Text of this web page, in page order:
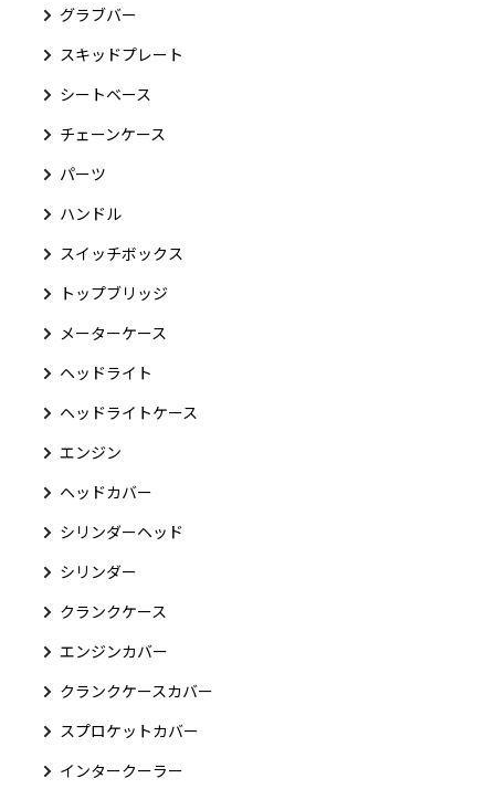
グラブバー
スキッドプレート
シートベース
チェーンケース
パーツ
ハンドル
スイッチボックス
トップブリッジ
メーターケース
ヘッドライト
ヘッドライトケース
エンジン
ヘッドカバー
シリンダーヘッド
シリンダー
クランクケース
エンジンカバー
クランクケースカバー
スプロケットカバー
インタークーラー